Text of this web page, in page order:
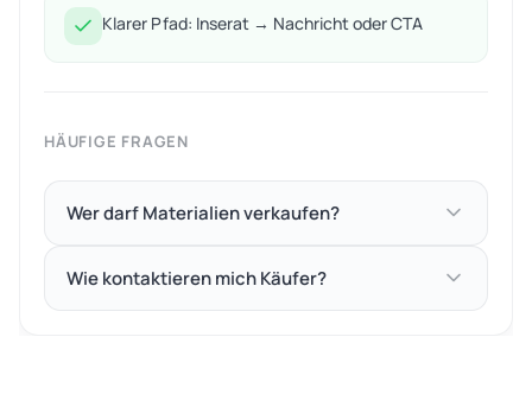
Klarer Pfad: Inserat → Nachricht oder CTA
HÄUFIGE FRAGEN
Wer darf Materialien verkaufen?
Wie kontaktieren mich Käufer?